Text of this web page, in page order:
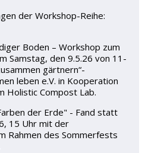
der Workshop-Reihe:
Boden – Workshop zum
Samstag, den 9.5.26 von 11-
gärtnern“-
leben e.V. in Kooperation
Holistic Compost Lab.
der Erde" - Fand statt
15 Uhr mit der
Rahmen des Sommerfests